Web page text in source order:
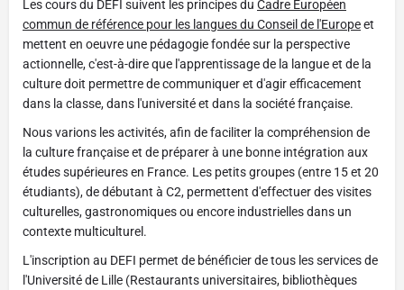
Les cours du DEFI suivent les principes du Cadre Européen
commun de référence pour les langues du Conseil de l'Europeet
mettent en oeuvre une pédagogie fondée sur la perspective
actionnelle, c'est-à-dire que l'apprentissage de la langue et de la
culture doit permettre de communiquer et d'agir efficacement
dans la classe, dans l'université et dans la société française.
Nous varions les activités, afin de faciliter la compréhension de
la culture française et de préparer à une bonne intégration aux
études supérieures en France. Les petits groupes (entre 15 et 20
étudiants), de débutant à C2, permettent d'effectuer des visites
culturelles, gastronomiques ou encore industrielles dans un
contexte multiculturel.
L'inscription au DEFI permet de bénéficier de tous les services de
l'Université de Lille (Restaurants universitaires, bibliothèques